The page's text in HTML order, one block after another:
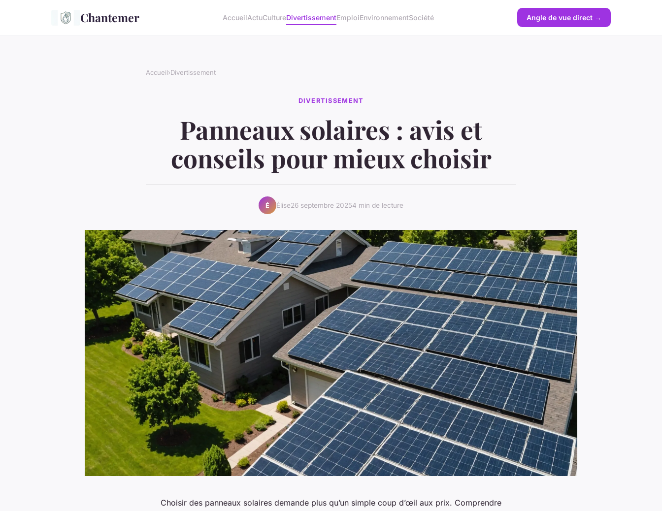
Chantemer AccueilActuCultureDivertissementEmploiEnvironnementSociété Angle de vue direct →
Accueil›Divertissement
DIVERTISSEMENT
Panneaux solaires : avis et
conseils pour mieux choisir
É Élise26 septembre 20254 min de lecture
Choisir des panneaux solaires demande plus qu’un simple coup d’œil aux prix. Comprendre